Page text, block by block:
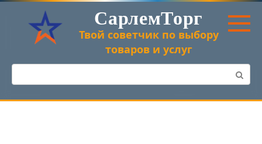
Перейти
контенту
СарлемТорг
Твой советчик по выбору
товаров и услуг
Поиск: